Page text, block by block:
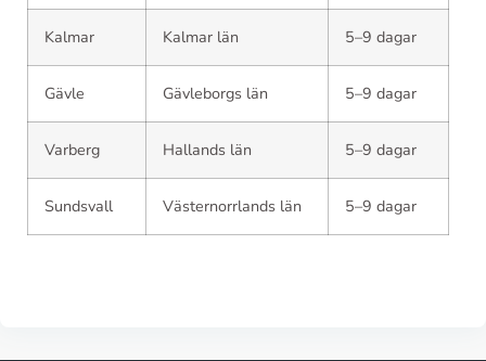
Kalmar Kalmar län 5–9 dagar
Gävle Gävleborgs län 5–9 dagar
Varberg Hallands län 5–9 dagar
Sundsvall Västernorrlands län 5–9 dagar